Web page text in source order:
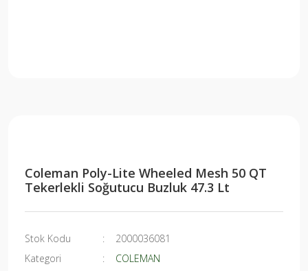
Coleman Poly-Lite Wheeled Mesh 50 QT
Tekerlekli Soğutucu Buzluk 47.3 Lt
Stok Kodu
2000036081
Kategori
COLEMAN